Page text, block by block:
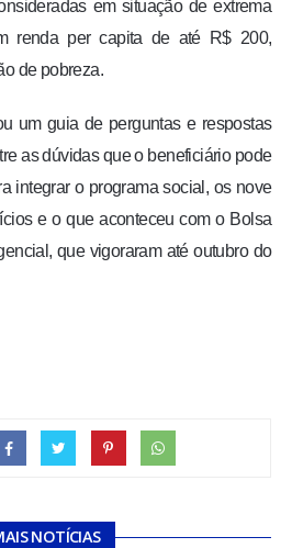
em situação de extrema
renda per capita de até R$ 200,
de pobreza.
um guia de perguntas e respostas
as dúvidas que o beneficiário pode
integrar o programa social, os nove
e o que aconteceu com o Bolsa
que vigoraram até outubro do
NOTÍCIAS